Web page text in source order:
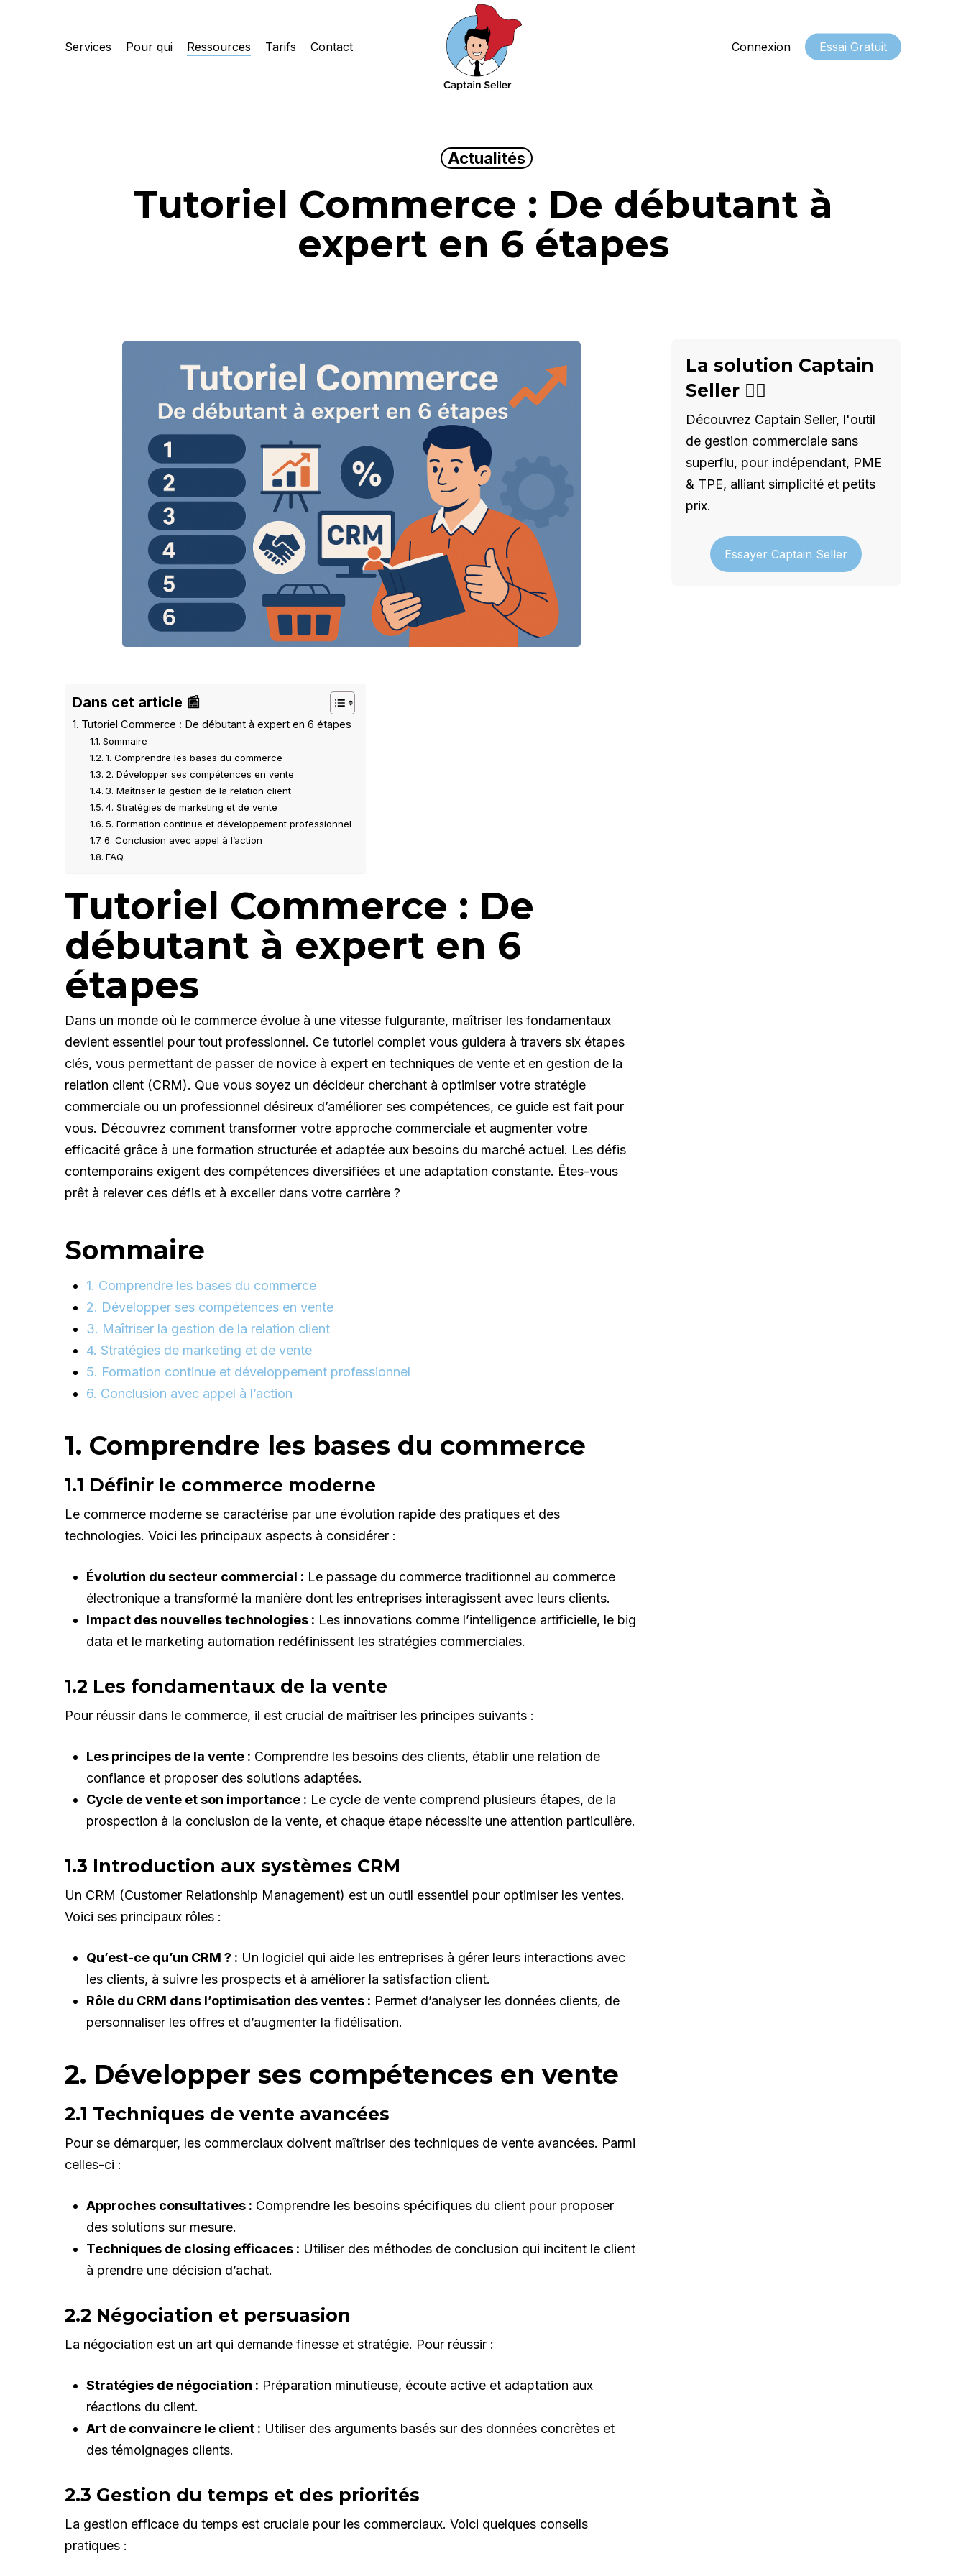
Services Pour qui Ressources Tarifs Contact Connexion Essai Gratuit
Actualités
Tutoriel Commerce : De débutant à
expert en 6 étapes
Dans cet article 📰
Tutoriel Commerce : De débutant à expert en 6 étapes
Sommaire
1. Comprendre les bases du commerce
2. Développer ses compétences en vente
3. Maîtriser la gestion de la relation client
4. Stratégies de marketing et de vente
5. Formation continue et développement professionnel
6. Conclusion avec appel à l’action
FAQ
Tutoriel Commerce : De
débutant à expert en 6
étapes
Dans un monde où le commerce évolue à une vitesse fulgurante, maîtriser les fondamentaux
devient essentiel pour tout professionnel. Ce tutoriel complet vous guidera à travers six étapes
clés, vous permettant de passer de novice à expert en techniques de vente et en gestion de la
relation client (CRM). Que vous soyez un décideur cherchant à optimiser votre stratégie
commerciale ou un professionnel désireux d’améliorer ses compétences, ce guide est fait pour
vous. Découvrez comment transformer votre approche commerciale et augmenter votre
efficacité grâce à une formation structurée et adaptée aux besoins du marché actuel. Les défis
contemporains exigent des compétences diversifiées et une adaptation constante. Êtes-vous
prêt à relever ces défis et à exceller dans votre carrière ?
Sommaire
1. Comprendre les bases du commerce
2. Développer ses compétences en vente
3. Maîtriser la gestion de la relation client
4. Stratégies de marketing et de vente
5. Formation continue et développement professionnel
6. Conclusion avec appel à l’action
1. Comprendre les bases du commerce
1.1 Définir le commerce moderne
Le commerce moderne se caractérise par une évolution rapide des pratiques et des
technologies. Voici les principaux aspects à considérer :
Évolution du secteur commercial : Le passage du commerce traditionnel au commerce
électronique a transformé la manière dont les entreprises interagissent avec leurs clients.
Impact des nouvelles technologies : Les innovations comme l’intelligence artificielle, le big
data et le marketing automation redéfinissent les stratégies commerciales.
1.2 Les fondamentaux de la vente
Pour réussir dans le commerce, il est crucial de maîtriser les principes suivants :
Les principes de la vente : Comprendre les besoins des clients, établir une relation de
confiance et proposer des solutions adaptées.
Cycle de vente et son importance : Le cycle de vente comprend plusieurs étapes, de la
prospection à la conclusion de la vente, et chaque étape nécessite une attention particulière.
1.3 Introduction aux systèmes CRM
Un CRM (Customer Relationship Management) est un outil essentiel pour optimiser les ventes.
Voici ses principaux rôles :
Qu’est-ce qu’un CRM ? : Un logiciel qui aide les entreprises à gérer leurs interactions avec
les clients, à suivre les prospects et à améliorer la satisfaction client.
Rôle du CRM dans l’optimisation des ventes : Permet d’analyser les données clients, de
personnaliser les offres et d’augmenter la fidélisation.
2. Développer ses compétences en vente
2.1 Techniques de vente avancées
Pour se démarquer, les commerciaux doivent maîtriser des techniques de vente avancées. Parmi
celles-ci :
Approches consultatives : Comprendre les besoins spécifiques du client pour proposer
des solutions sur mesure.
Techniques de closing efficaces : Utiliser des méthodes de conclusion qui incitent le client
à prendre une décision d’achat.
2.2 Négociation et persuasion
La négociation est un art qui demande finesse et stratégie. Pour réussir :
Stratégies de négociation : Préparation minutieuse, écoute active et adaptation aux
réactions du client.
Art de convaincre le client : Utiliser des arguments basés sur des données concrètes et
des témoignages clients.
2.3 Gestion du temps et des priorités
La gestion efficace du temps est cruciale pour les commerciaux. Voici quelques conseils
pratiques :
La solution Captain
Seller 🦸‍♂️
Découvrez Captain Seller, l'outil
de gestion commerciale sans
superflu, pour indépendant, PME
& TPE, alliant simplicité et petits
prix.
Essayer Captain Seller